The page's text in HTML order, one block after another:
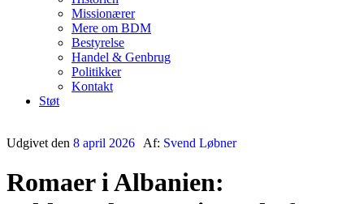
Missionærer
Mere om BDM
Bestyrelse
Handel & Genbrug
Politikker
Kontakt
Støt
Udgivet den 8 april 2026 Af: Svend Løbner
Romaer i Albanien: